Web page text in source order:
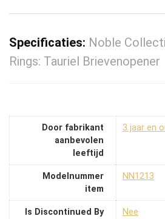
Specificaties: Noble
Rings: Tauriel Brievenopener
Door fabrikant
aanbevolen
leeftijd
‎3 jaar en
Modelnummer
item
‎NN1213
Is Discontinued By
‎Nee